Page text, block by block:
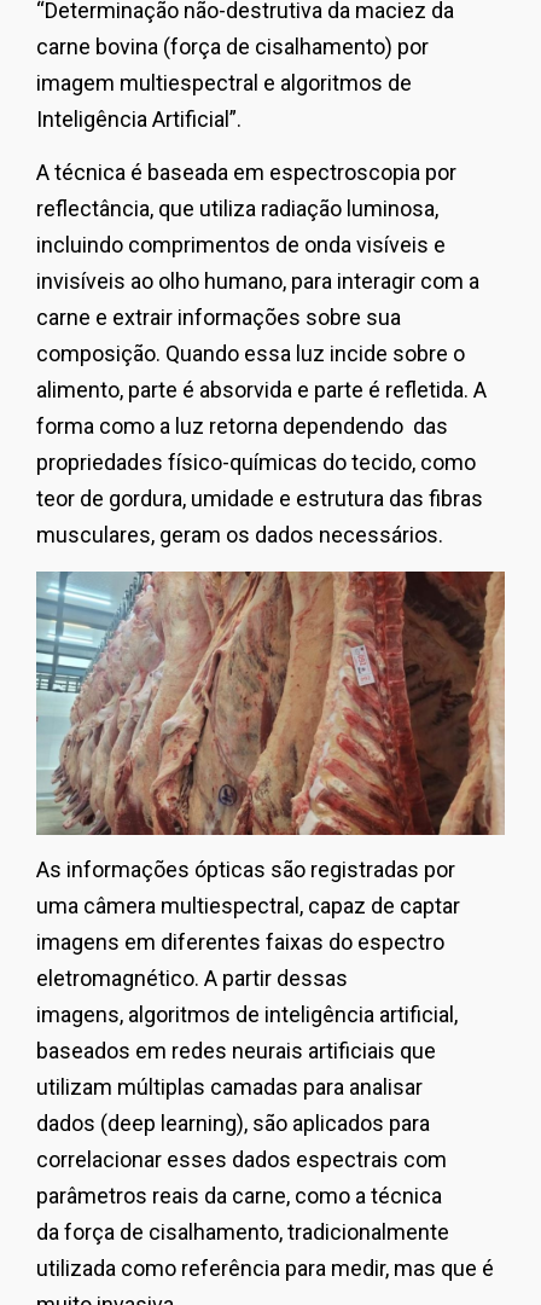
“Determinação não-destrutiva da maciez da
carne bovina (força de cisalhamento) por
imagem multiespectral e algoritmos de
Inteligência Artificial”.
A técnica é baseada em espectroscopia por
reflectância, que utiliza radiação luminosa,
incluindo comprimentos de onda visíveis e
invisíveis ao olho humano, para interagir com a
carne e extrair informações sobre sua
composição. Quando essa luz incide sobre o
alimento, parte é absorvida e parte é refletida. A
forma como a luz retorna dependendo das
propriedades físico-químicas do tecido, como
teor de gordura, umidade e estrutura das fibras
musculares, geram os dados necessários.
As informações ópticas são registradas por
uma câmera multiespectral, capaz de captar
imagens em diferentes faixas do espectro
eletromagnético. A partir dessas
imagens, algoritmos de inteligência artificial,
baseados em redes neurais artificiais que
utilizam múltiplas camadas para analisar
dados (deep learning), são aplicados para
correlacionar esses dados espectrais com
parâmetros reais da carne, como a técnica
da força de cisalhamento, tradicionalmente
utilizada como referência para medir, mas que é